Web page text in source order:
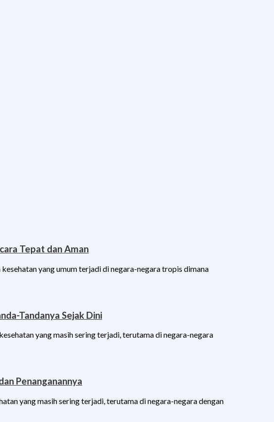
Tepat dan Aman
yang umum terjadi di negara-negara tropis dimana
Tandanya Sejak Dini
yang masih sering terjadi, terutama di negara-negara
Penanganannya
yang masih sering terjadi, terutama di negara-negara dengan